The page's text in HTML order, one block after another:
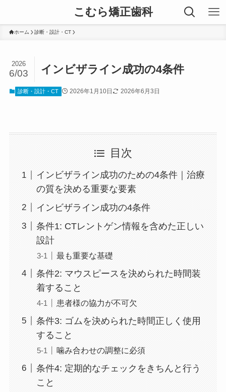
こむら矯正歯科
ホーム 診断・設計・CT
インビザライン成功の4条件
2026
6/03
診断・設計・CT 2026年1月10日 2026年6月3日
目次
インビザライン成功のための4条件｜治療
の質を決める重要な要素
インビザライン成功の4条件
条件1: CTレントゲン情報を含めた正しい
設計
最も重要な基礎
条件2: マウスピースを決められた時間装
着すること
患者様の協力が不可欠
条件3: ゴムを決められた時間正しく使用
すること
噛み合わせの調整に必須
条件4: 定期的なチェックをきちんと行う
こと